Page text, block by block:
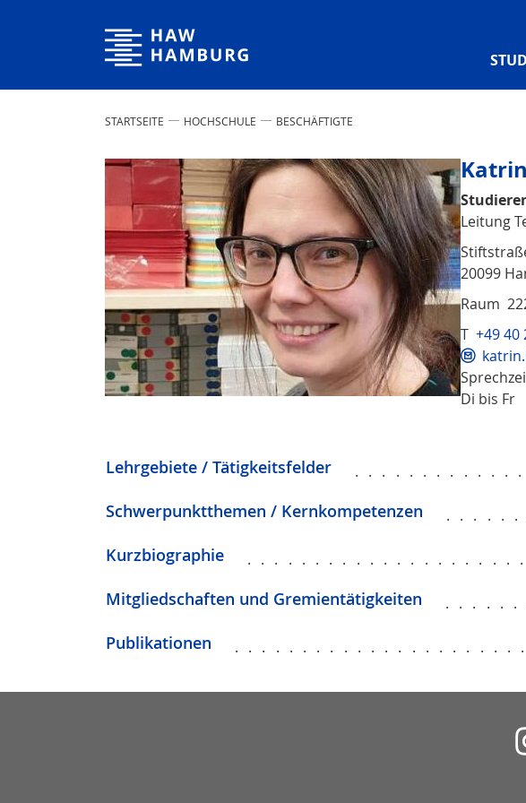
Hochschule für Angewandte Wissenschaften Hamburg
STARTSEITE HOCHSCHULE BESCHÄFTIGTE
Leitung
20099
Raum
T +49 40
Di bis Fr
Lehrgebiete / Tätigkeitsfelder
Schwerpunktthemen / Kernkompetenzen
Kurzbiographie
Mitgliedschaften und Gremientätigkeiten
Publikationen